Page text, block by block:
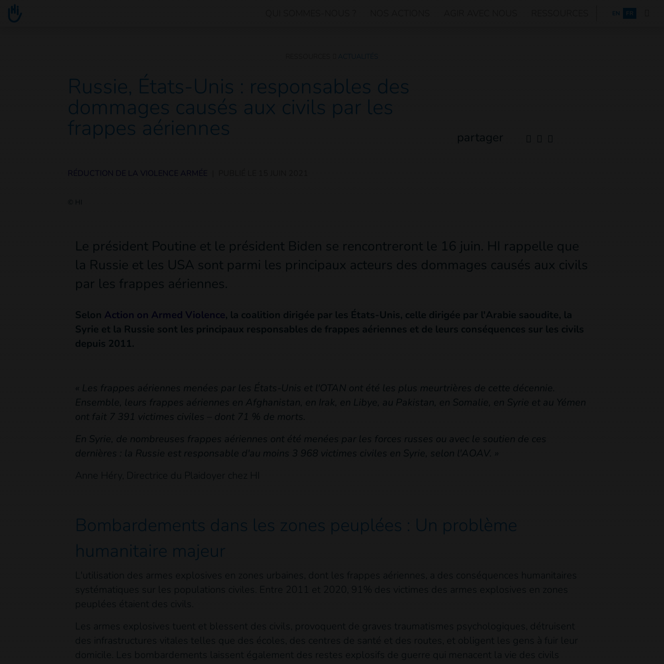
Go to main content ENGLISH
EN FR
ACTUALITÉS
Russie, États-Unis : responsables des
dommages causés aux civils par les
frappes aériennes partager
RÉDUCTION DE LA VIOLENCE ARMÉE
© HI
Le président Poutine et le président Biden se rencontreront le 16 juin. HI rappelle que
la Russie et les USA sont parmi les principaux acteurs des dommages causés aux civils
par les frappes aériennes.
Selon Action on Armed Violence, la coalition dirigée par les États-Unis, celle dirigée par l'Arabie saoudite, la
Syrie et la Russie sont les principaux responsables de frappes aériennes et de leurs conséquences sur les civils
depuis 2011.
« Les frappes aériennes menées par les États-Unis et l'OTAN ont été les plus meurtrières de cette décennie.
Ensemble, leurs frappes aériennes en Afghanistan, en Irak, en Libye, au Pakistan, en Somalie, en Syrie et au Yémen
ont fait 7 391 victimes civiles – dont 71 % de morts.
En Syrie, de nombreuses frappes aériennes ont été menées par les forces russes ou avec le soutien de ces
dernières : la Russie est responsable d'au moins 3 968 victimes civiles en Syrie, selon l'AOAV. »
Anne Héry, Directrice du Plaidoyer chez HI
Bombardements dans les zones peuplées : Un problème
humanitaire majeur
L'utilisation des armes explosives en zones urbaines, dont les frappes aériennes, a des conséquences humanitaires
systématiques sur les populations civiles. Entre 2011 et 2020, 91% des victimes des armes explosives en zones
peuplées étaient des civils.
Les armes explosives tuent et blessent des civils, provoquent de graves traumatismes psychologiques, détruisent
des infrastructures vitales telles que des écoles, des centres de santé et des routes, et obligent les gens à fuir leur
domicile. Les bombardements laissent également des restes explosifs de guerre qui menacent la vie des civils